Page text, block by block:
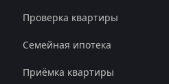
Проверка квартиры
Семейная ипотека
Приёмка квартиры